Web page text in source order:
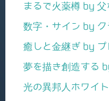
まるで火薬樽 by 父
数字・サイン by ク
癒しと金継ぎ by
夢を描き創造する
光の異邦人ホワイ